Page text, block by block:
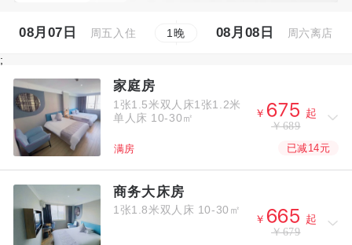
08月07日 周五入住 1晚 08月08日 周六离店
;
家庭房
1张1.5米双人床1张1.2米
单人床 10-30㎡ ￥  
起
￥689
满房 已减14元
商务大床房
1张1.8米双人床 10-30㎡
￥ 
起
￥679